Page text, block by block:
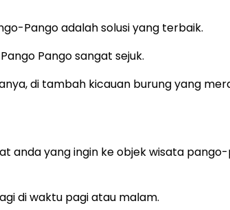
Pango adalah solusi yang terbaik.
Pango sangat sejuk.
di tambah kicauan burung yang
anda yang ingin ke objek wisata
di waktu pagi atau malam.